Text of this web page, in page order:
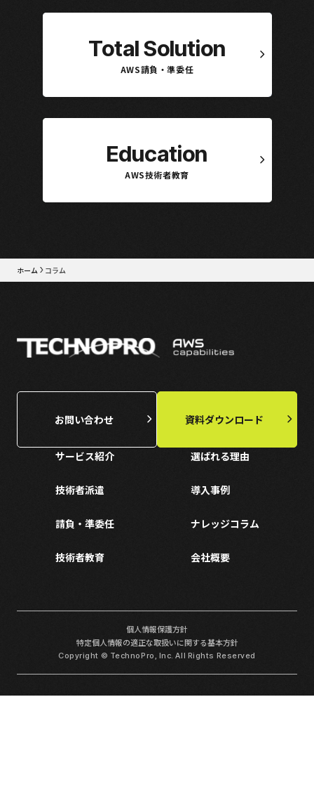
Total Solution
AWS請負・準委任
Education
AWS技術者教育
ホーム コラム
お問い合わせ 資料ダウンロード
サービス紹介
技術者派遣
請負・準委任
技術者教育
選ばれる理由
導入事例
ナレッジコラム
会社概要
個人情報保護方針
特定個人情報の適正な取扱いに関する基本方針
Copyright © TechnoPro, Inc. All Rights Reserved